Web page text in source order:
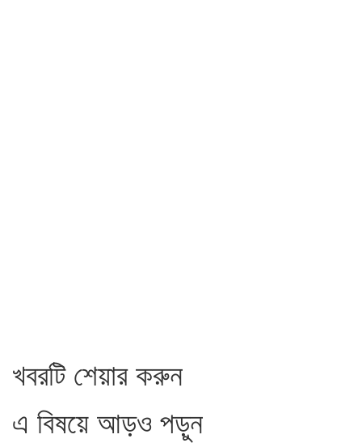
খবরটি শেয়ার করুন
এ বিষয়ে আড়ও পড়ুন